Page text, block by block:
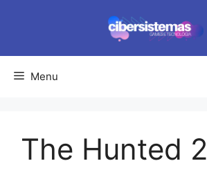
conteúdo
Menu
The Hunted 2